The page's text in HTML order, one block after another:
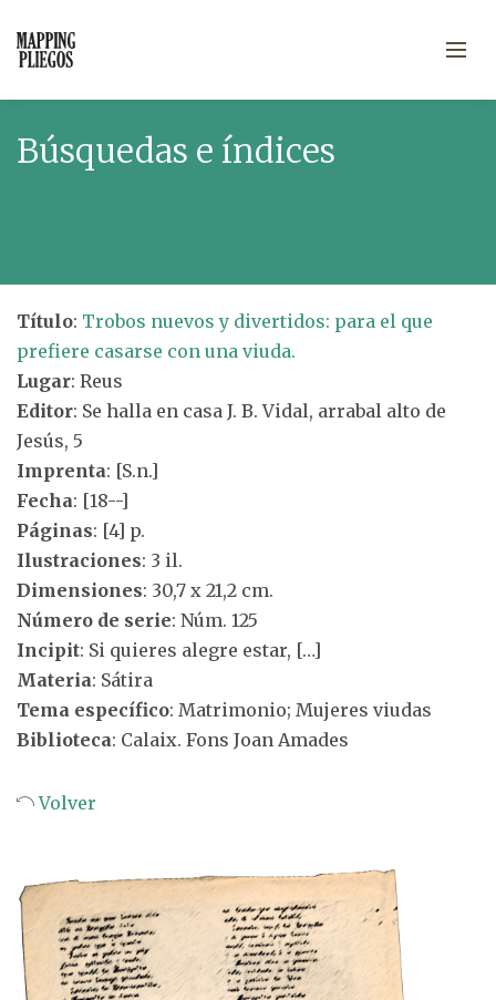
Búsquedas e índices
Título: Trobos nuevos y divertidos: para el que
prefiere casarse con una viuda.
Lugar: Reus
Editor: Se halla en casa J. B. Vidal, arrabal alto de
Jesús, 5
Imprenta: [S.n.]
Fecha: [18--]
Páginas: [4] p.
Ilustraciones: 3 il.
Dimensiones: 30,7 x 21,2 cm.
Número de serie: Núm. 125
Incipit: Si quieres alegre estar, […]
Materia: Sátira
Tema específico: Matrimonio; Mujeres viudas
Biblioteca: Calaix. Fons Joan Amades
Volver